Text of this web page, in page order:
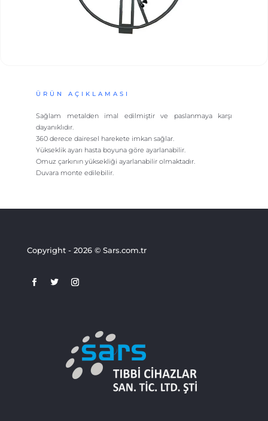
ÜRÜN AÇIKLAMASI
Sağlam metalden imal edilmiştir ve paslanmaya karşı
dayanıklıdır.
360 derece dairesel harekete imkan sağlar.
Yükseklik ayarı hasta boyuna göre ayarlanabilir.
Omuz çarkının yüksekliği ayarlanabilir olmaktadır.
Duvara monte edilebilir.
Copyright - 2026 © Sars.com.tr